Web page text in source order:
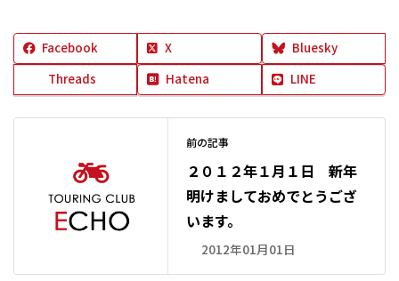
Facebook X
Bluesky
Threads
Hatena LINE
前の記事
２０１２年１月１日 新年
明けましておめでとうござ
います。
2012年01月01日